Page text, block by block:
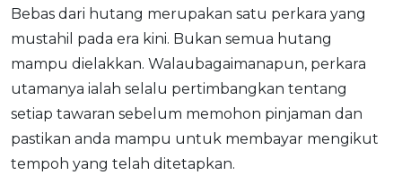
Bebas dari hutang merupakan satu perkara yang
mustahil pada era kini. Bukan semua hutang
mampu dielakkan. Walaubagaimanapun, perkara
utamanya ialah selalu pertimbangkan tentang
setiap tawaran sebelum memohon pinjaman dan
pastikan anda mampu untuk membayar mengikut
tempoh yang telah ditetapkan.